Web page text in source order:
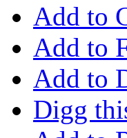
Add to
Add to
Add to
Digg